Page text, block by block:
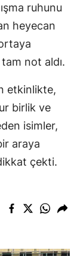
ruhunu
heyecan
not aldı.
etkinlikte,
birlik ve
isimler,
araya
çekti.